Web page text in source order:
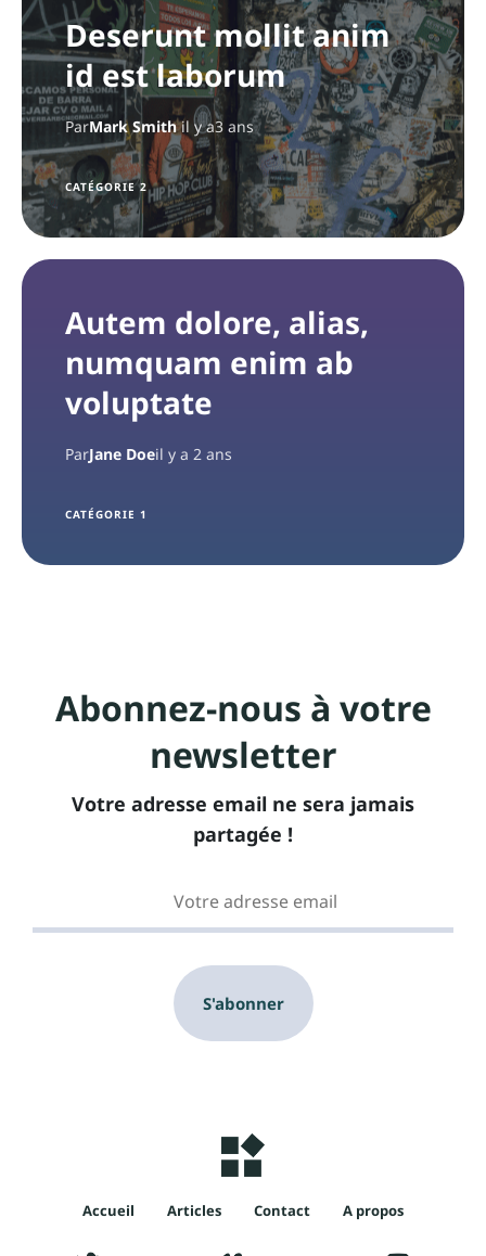
Deserunt mollit anim
id est laborum
ParMark Smithil y a3 ans
CATÉGORIE 2
Autem dolore, alias,
numquam enim ab
voluptate
ParJane Doeil y a 2 ans
CATÉGORIE 1
Abonnez-nous à votre
newsletter
Votre adresse email ne sera jamais
partagée !
S'abonner
Accueil Articles Contact A propos